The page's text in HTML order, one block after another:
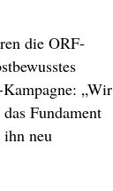
die ORF-
„Wir
Fundament
ihn neu